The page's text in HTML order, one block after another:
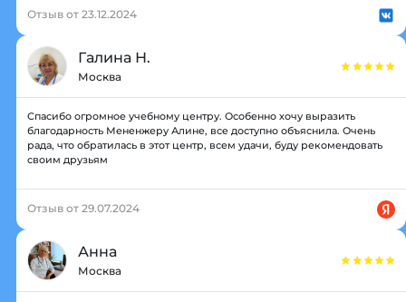
Отзыв от 23.12.2024
Галина Н.
Москва
Спасибо огромное учебному центру. Особенно хочу выразить
благодарность Мененжеру Алине, все доступно объяснила. Очень
рада, что обратилась в этот центр, всем удачи, буду рекомендовать
своим друзьям
Отзыв от 29.07.2024
Анна
Москва